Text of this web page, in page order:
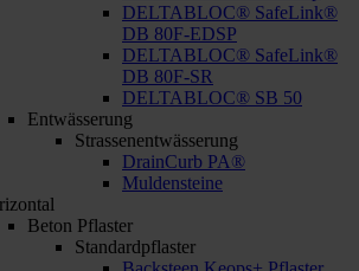
DELTABLOC® SafeLink®
DB 80F-EDSP
DELTABLOC® SafeLink®
DB 80F-SR
DELTABLOC® SB 50
Entwässerung
Strassenentwässerung
DrainCurb PA®
Muldensteine
Beton Pflaster
Standardpflaster